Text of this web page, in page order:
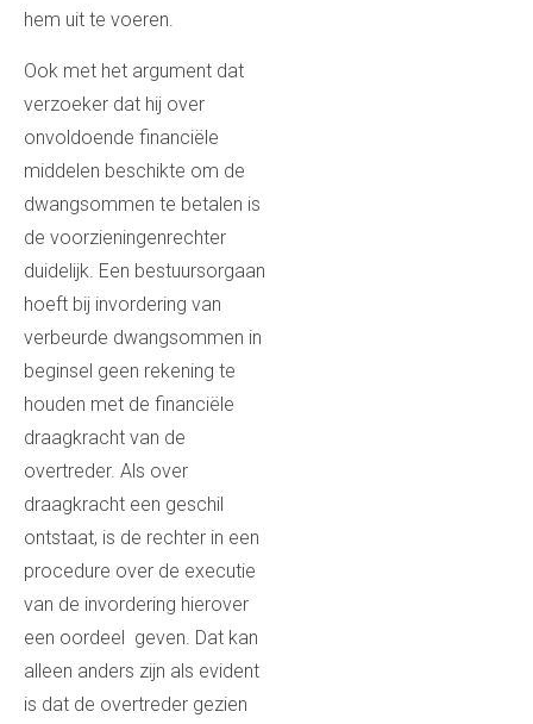
hem uit te voeren.
Ook met het argument dat
verzoeker dat hij over
onvoldoende financiële
middelen beschikte om de
dwangsommen te betalen is
de voorzieningenrechter
duidelijk. Een bestuursorgaan
hoeft bij invordering van
verbeurde dwangsommen in
beginsel geen rekening te
houden met de financiële
draagkracht van de
overtreder. Als over
draagkracht een geschil
ontstaat, is de rechter in een
procedure over de executie
van de invordering hierover
een oordeel geven. Dat kan
alleen anders zijn als evident
is dat de overtreder gezien